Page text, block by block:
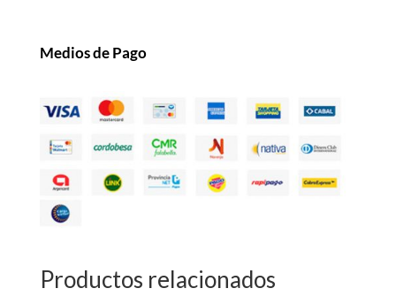
Medios de Pago
Productos relacionados